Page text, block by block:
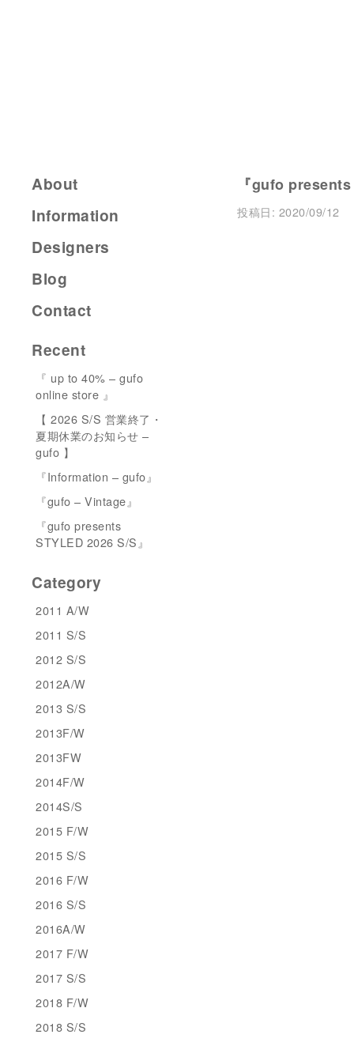
『gufo
投稿日: 2020/09/12
About
Information
Designers
Blog
Contact
Recent
『 up to 40% – gufo
online store 』
【 2026 S/S 営業終了・
夏期休業のお知らせ –
gufo 】
『Information – gufo』
『gufo – Vintage』
『gufo presents
STYLED 2026 S/S』
Category
2011 A/W
2011 S/S
2012 S/S
2012A/W
2013 S/S
2013F/W
2013FW
2014F/W
2014S/S
2015 F/W
2015 S/S
2016 F/W
2016 S/S
2016A/W
2017 F/W
2017 S/S
2018 F/W
2018 S/S